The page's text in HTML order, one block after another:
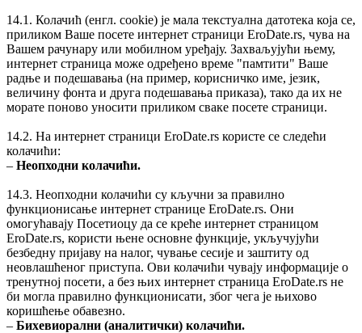
14.1. Колачић (енгл. cookie) је мала текстуална датотека коja се,
приликом Ваше посете интернет страници EroDate.rs, чува на
Вашем рачунару или мобилном уређају. Захваљујући њему,
интернет страница може одређено време "памтити" Ваше
радње и подешавања (на пример, корисничко име, језик,
величину фонта и друга подешавања приказа), тако да их не
морате поново уносити приликом сваке посете страници.
14.2. На интернет страници EroDate.rs користе се следећи
колачићи:
‒ Неопходни колачићи.
14.3. Неопходни колачићи су кључни за правилно
функционисање интернет странице EroDate.rs. Они
омогућавају Посетиоцу да се креће интернет страницом
EroDate.rs, користи њене основне функције, укључујући
безбедну пријаву на налог, чување сесије и заштиту од
неовлашћеног приступа. Ови колачићи чувају информације о
тренутној посети, а без њих интернет страница EroDate.rs не
би могла правилно функционисати, због чега је њихово
коришћење обавезно.
‒ Бихевиорални (аналитички) колачићи.